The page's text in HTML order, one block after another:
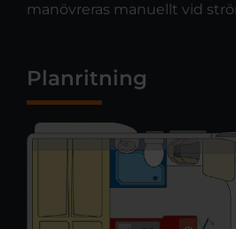
manövreras manuellt vid
Planritning